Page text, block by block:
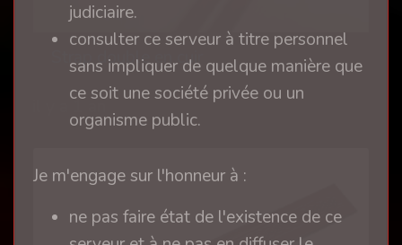
Strap double en cuir
judiciaire.
consulter ce serveur à titre personnel
sans impliquer de quelque manière que
ce soit une société privée ou un
organisme public.
Je m'engage sur l'honneur à :
ne pas faire état de l'existence de ce